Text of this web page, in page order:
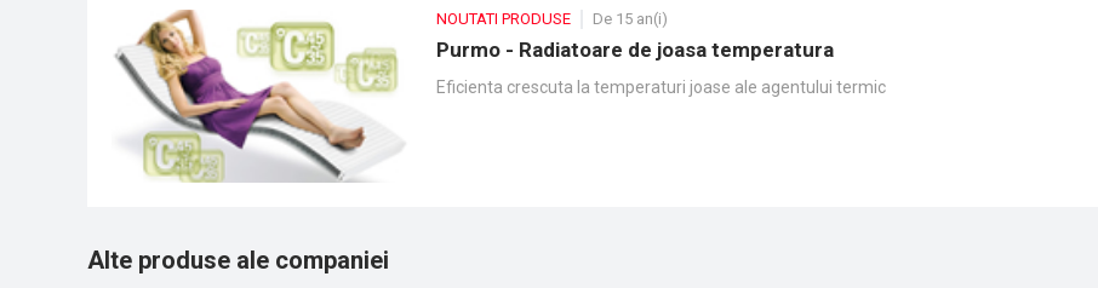
NOUTATI PRODUSE De 15 an(i)
Purmo - Radiatoare de joasa temperatura
Eficienta crescuta la temperaturi joase ale agentului termic
Alte produse ale companiei